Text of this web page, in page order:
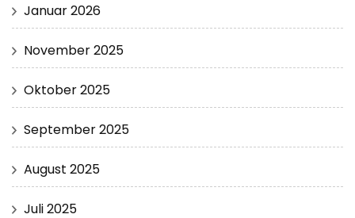
Januar 2026
November 2025
Oktober 2025
September 2025
August 2025
Juli 2025